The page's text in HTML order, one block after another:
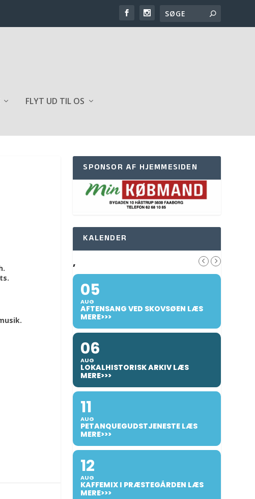
FLYT UD TIL OS
SPONSOR AF HJEMMESIDEN
KALENDER
,
05
AUG
AFTENSANG VED SKOVSØEN LÆS
MERE>>>
06
AUG
LOKALHISTORISK ARKIV LÆS
MERE>>>
11
AUG
PETANQUEGUDSTJENESTE LÆS
MERE>>>
12
AUG
KAFFEMIX I PRÆSTEGÅRDEN LÆS
MERE>>>